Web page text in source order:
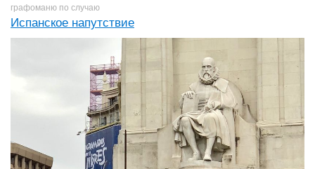
графоманю по случаю
Испанское напутствие